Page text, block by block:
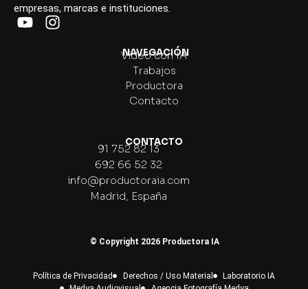
empresas, marcas e instituciones.
NAVEGACIÓN
Vídeo con IA
Trabajos
Productora
Contacto
CONTACTO
91 752 82 13
692 66 52 32
info@productoraia.com
Madrid, España
© Copyright 2026 Productora IA
Política de Privacidad Derechos / Uso Material
Laboratorio IA